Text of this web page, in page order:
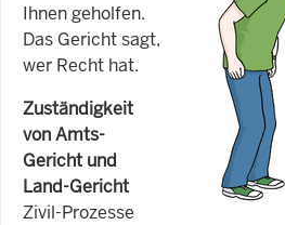
Ihnen geholfen.
Das Gericht sagt,
wer Recht hat.
Zuständigkeit
von Amts-
Gericht und
Land-Gericht
Zivil-Prozesse